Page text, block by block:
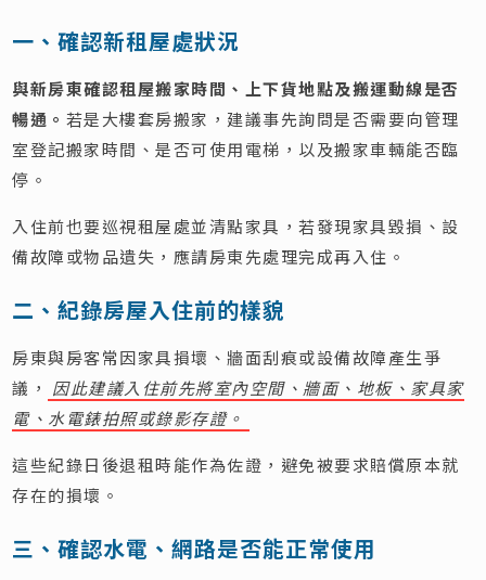
一、確認新租屋處狀況
與新房東確認租屋搬家時間、上下貨地點及搬運動線是否
暢通。 若是大樓套房搬家，建議事先詢問是否需要向管理
室登記搬家時間、是否可使用電梯，以及搬家車輛能否臨
停。
入住前也要巡視租屋處並清點家具，若發現家具毀損、設
備故障或物品遺失，應請房東先處理完成再入住。
二、紀錄房屋入住前的樣貌
房東與房客常因家具損壞、牆面刮痕或設備故障產生爭
議， 因此建議入住前先將室內空間、牆面、地板、家具家
電、水電錶拍照或錄影存證。
這些紀錄日後退租時能作為佐證，避免被要求賠償原本就
存在的損壞。
三、確認水電、網路是否能正常使用